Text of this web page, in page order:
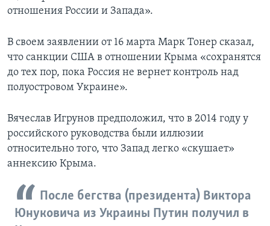
отношения России и Запада».
В своем заявлении от 16 марта Марк Тонер сказал,
что санкции США в отношении Крыма «сохранятся
до тех пор, пока Россия не вернет контроль над
полуостровом Украине».
Вячеслав Игрунов предположил, что в 2014 году у
российского руководства были иллюзии
относительно того, что Запад легко «скушает»
аннексию Крыма.
После бегства (президента) Виктора
Юнуковича из Украины Путин получил в